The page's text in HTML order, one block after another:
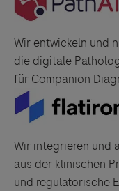
Wir entwickeln und
die digitale
für Companion
Wir integrieren und
aus der klinischen
und regulatorische